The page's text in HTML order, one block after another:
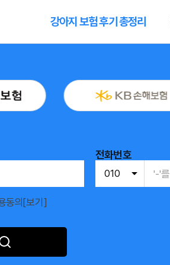
강아지 보험 후기 총정리
전화번호
동의 [보기]